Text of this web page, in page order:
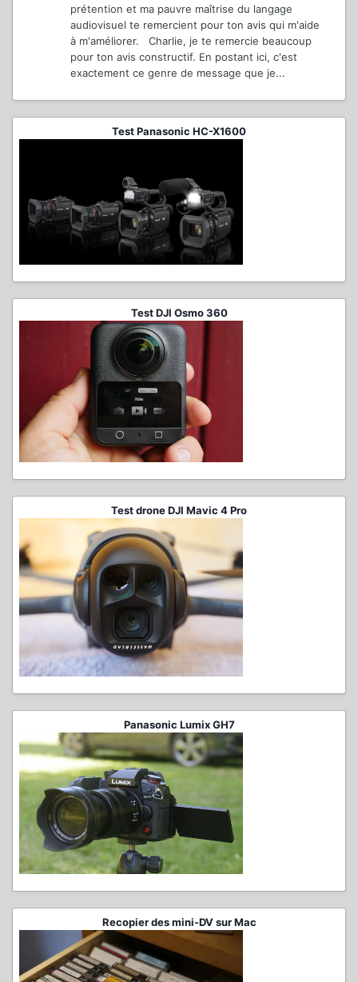
prétention et ma pauvre maîtrise du langage
audiovisuel te remercient pour ton avis qui m'aide
à m'améliorer. Charlie, je te remercie beaucoup
pour ton avis constructif. En postant ici, c'est
exactement ce genre de message que je...
Test Panasonic HC-X1600
Test DJI Osmo 360
Test drone DJI Mavic 4 Pro
Panasonic Lumix GH7
Recopier des mini-DV sur Mac